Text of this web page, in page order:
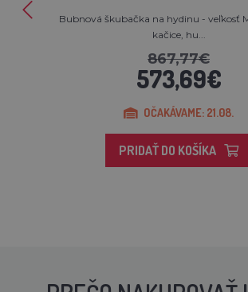
Bubnová škubačka na hydinu - veľkosť
kačice, hu...
867,77€
573,69€
OČAKÁVAME: 21.08.
PRIDAŤ DO KOŠÍKA